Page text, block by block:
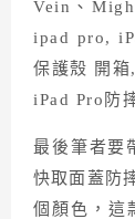
最後筆者要
快取面蓋防
個顏色，這